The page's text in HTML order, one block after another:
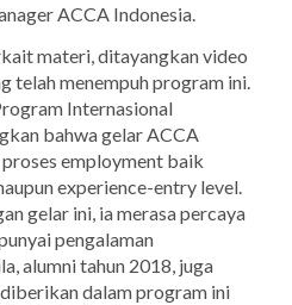
ACCA Indonesia.
materi, ditayangkan video
telah menempuh program ini.
Internasional
bahwa gelar ACCA
employmentbaik
experience-entry level.
gelar ini, ia merasa percaya
pengalaman
alumni tahun 2018, juga
dalam program ini